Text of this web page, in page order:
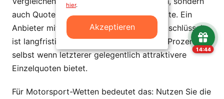
auch Quotenschlüssel über Zeit und Märkte. Ein
Anbieter mit konstant 93 Prozent Quotenschlüssel
ist langfristig profitabler als einer mit 90 Prozent –
selbst wenn letzterer gelegentlich attraktivere
Einzelquoten bietet.
Für Motorsport-Wetten bedeutet das: Nutzen Sie die
hier.
Akzeptieren
14:43